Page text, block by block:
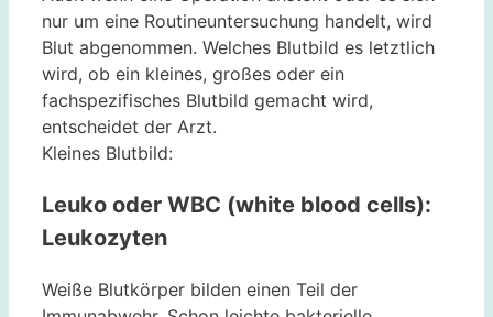
nur um eine Routineuntersuchung handelt, wird
Blut abgenommen. Welches Blutbild es letztlich
wird, ob ein kleines, großes oder ein
fachspezifisches Blutbild gemacht wird,
entscheidet der Arzt.
Kleines Blutbild:
Leuko oder WBC (white blood cells):
Leukozyten
Weiße Blutkörper bilden einen Teil der